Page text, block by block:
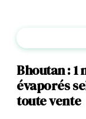
Bhoutan :
évaporés
toute vente